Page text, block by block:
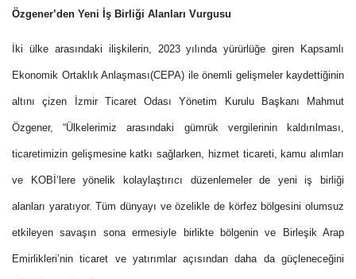
Özgener’den Yeni İş Birliği Alanları Vurgusu
İki ülke arasındaki ilişkilerin, 2023 yılında yürürlüğe giren Kapsamlı
Ekonomik Ortaklık Anlaşması(CEPA) ile önemli gelişmeler kaydettiğinin
altını çizen İzmir Ticaret Odası Yönetim Kurulu Başkanı Mahmut
Özgener, “Ülkelerimiz arasındaki gümrük vergilerinin kaldırılması,
ticaretimizin gelişmesine katkı sağlarken, hizmet ticareti, kamu alımları
ve KOBİ’lere yönelik kolaylaştırıcı düzenlemeler de yeni iş birliği
alanları yaratıyor. Tüm dünyayı ve özelikle de körfez bölgesini olumsuz
etkileyen savaşın sona ermesiyle birlikte bölgenin ve Birleşik Arap
Emirlikleri’nin ticaret ve yatırımlar açısından daha da güçleneceğini